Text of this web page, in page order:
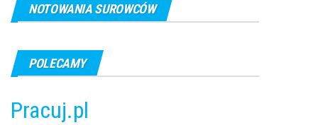
NOTOWANIA SUROWCÓW
POLECAMY
Pracuj.pl